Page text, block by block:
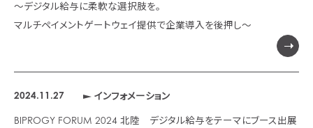
〜デジタル給与に柔軟な選択肢を。
マルチペイメントゲートウェイ提供で企業導入を後押し〜
2024.11.27 インフォメーション
BIPROGY FORUM 2024 北陸 デジタル給与をテーマにブース出展